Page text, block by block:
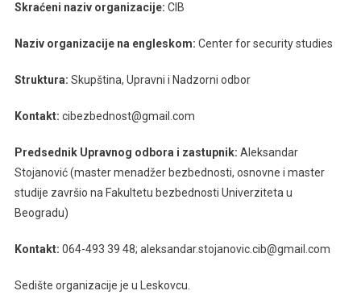
Centra
Skraćeni naziv organizacije: CIB
Naziv organizacije na engleskom: Center for security studies
Struktura: Skupština, Upravni i Nadzorni odbor
Kontakt: cibezbednost@gmail.com
Predsednik Upravnog odbora i zastupnik: Aleksandar
Stojanović (master menadžer bezbednosti, osnovne i master
studije završio na Fakultetu bezbednosti Univerziteta u
Beogradu)
Kontakt: 064-493 39 48; aleksandar.stojanovic.cib@gmail.com
Sedište organizacije je u Leskovcu.